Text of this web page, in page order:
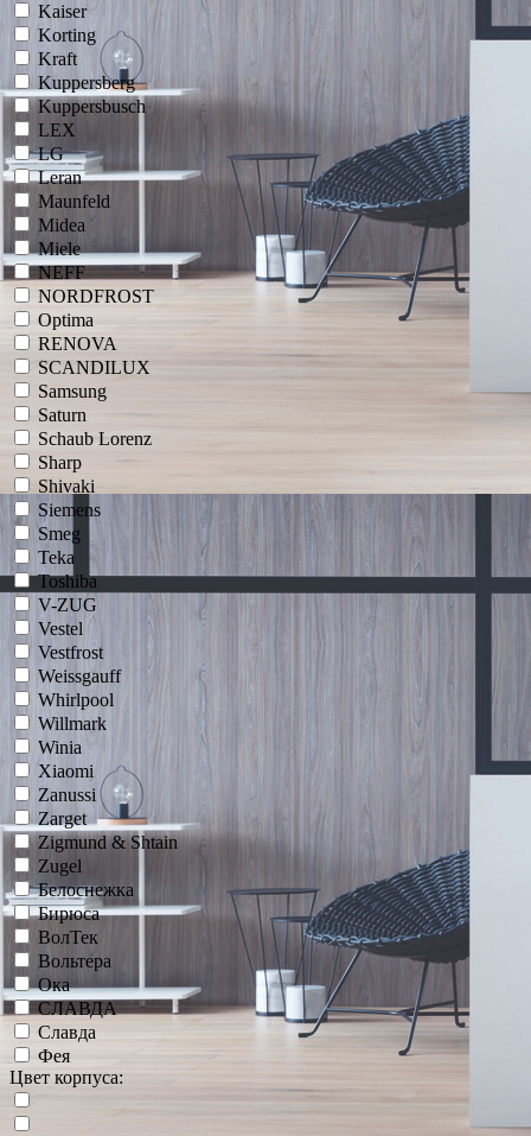
Kaiser
Korting
Kraft
Kuppersberg
Kuppersbusch
LEX
LG
Leran
Maunfeld
Midea
Miele
NEFF
NORDFROST
Optima
RENOVA
SCANDILUX
Samsung
Saturn
Schaub Lorenz
Sharp
Shivaki
Siemens
Smeg
Teka
Toshiba
V-ZUG
Vestel
Vestfrost
Weissgauff
Whirlpool
Willmark
Winia
Xiaomi
Zanussi
Zarget
Zigmund & Shtain
Zugel
Белоснежка
Бирюса
ВолТек
Вольтера
Ока
СЛАВДА
Славда
Фея
Цвет корпуса: